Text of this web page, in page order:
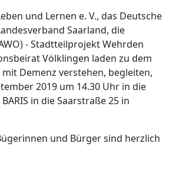
und Lernen e. V., das Deutsche
Saarland, die
- Stadtteilprojekt Wehrden
Völklingen laden zu dem
Demenz verstehen, begleiten,
2019 um 14.30 Uhr in die
in die Saarstraße 25 in
und Bürger sind herzlich